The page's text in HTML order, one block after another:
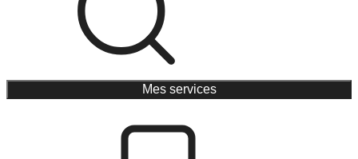
Mes services